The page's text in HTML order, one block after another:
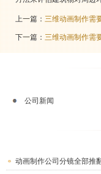
上一篇：三维动画制作需
下一篇：三维动画制作需
公司新闻
动画制作公司分镜全部推